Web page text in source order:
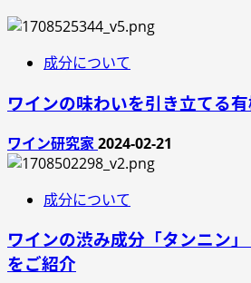
成分について
ワインの味わいを引き立てる
ワイン研究家2024-02-21
成分について
ワインの渋み成分「タンニン
をご紹介